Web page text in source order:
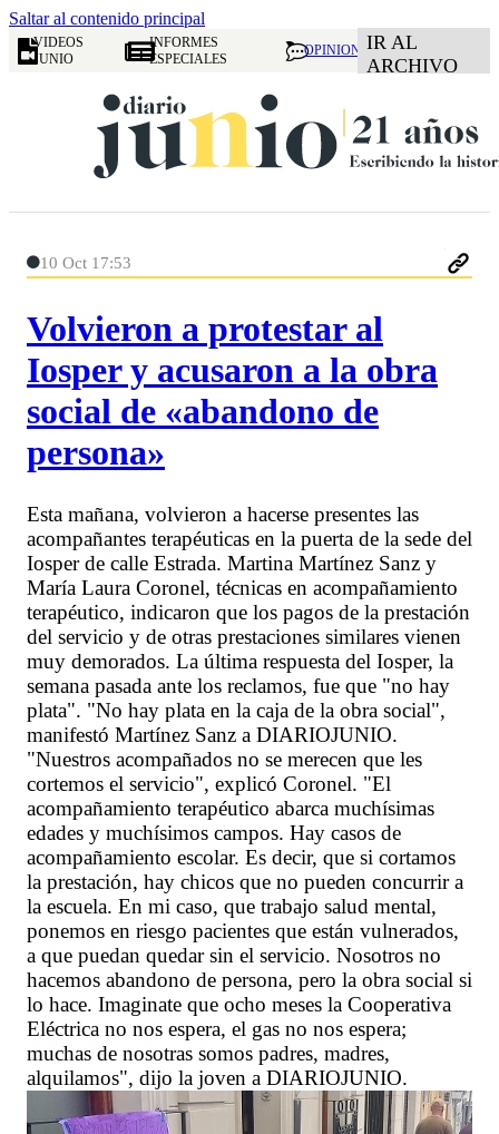
Saltar al contenido principal
VIDEOS
JUNIO
INFORMES
ESPECIALES
OPINION IR AL
ARCHIVO
10 Oct 17:53
Volvieron a protestar al
Iosper y acusaron a la obra
social de «abandono de
persona»
Esta mañana, volvieron a hacerse presentes las
acompañantes terapéuticas en la puerta de la sede del
Iosper de calle Estrada. Martina Martínez Sanz y
María Laura Coronel, técnicas en acompañamiento
terapéutico, indicaron que los pagos de la prestación
del servicio y de otras prestaciones similares vienen
muy demorados. La última respuesta del Iosper, la
semana pasada ante los reclamos, fue que "no hay
plata". "No hay plata en la caja de la obra social",
manifestó Martínez Sanz a DIARIOJUNIO.
"Nuestros acompañados no se merecen que les
cortemos el servicio", explicó Coronel. "El
acompañamiento terapéutico abarca muchísimas
edades y muchísimos campos. Hay casos de
acompañamiento escolar. Es decir, que si cortamos
la prestación, hay chicos que no pueden concurrir a
la escuela. En mi caso, que trabajo salud mental,
ponemos en riesgo pacientes que están vulnerados,
a que puedan quedar sin el servicio. Nosotros no
hacemos abandono de persona, pero la obra social si
lo hace. Imaginate que ocho meses la Cooperativa
Eléctrica no nos espera, el gas no nos espera;
muchas de nosotras somos padres, madres,
alquilamos", dijo la joven a DIARIOJUNIO.